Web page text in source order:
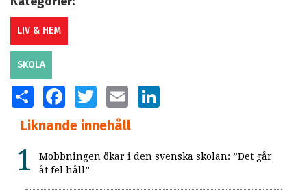
LIV & HEM
SKOLA
SHARE FACEBOOKTWITTER EMAIL
Liknande innehåll
Mobbningen ökar i den svenska skolan: ”Det går
åt fel håll”